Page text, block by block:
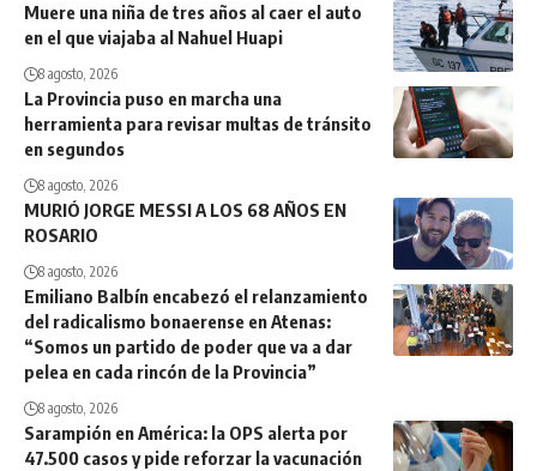
Muere una niña de tres años al caer el auto
en el que viajaba al Nahuel Huapi
8 agosto, 2026
La Provincia puso en marcha una
herramienta para revisar multas de tránsito
en segundos
8 agosto, 2026
MURIÓ JORGE MESSI A LOS 68 AÑOS EN
ROSARIO
8 agosto, 2026
Emiliano Balbín encabezó el relanzamiento
del radicalismo bonaerense en Atenas:
“Somos un partido de poder que va a dar
pelea en cada rincón de la Provincia”
8 agosto, 2026
Sarampión en América: la OPS alerta por
47.500 casos y pide reforzar la vacunación